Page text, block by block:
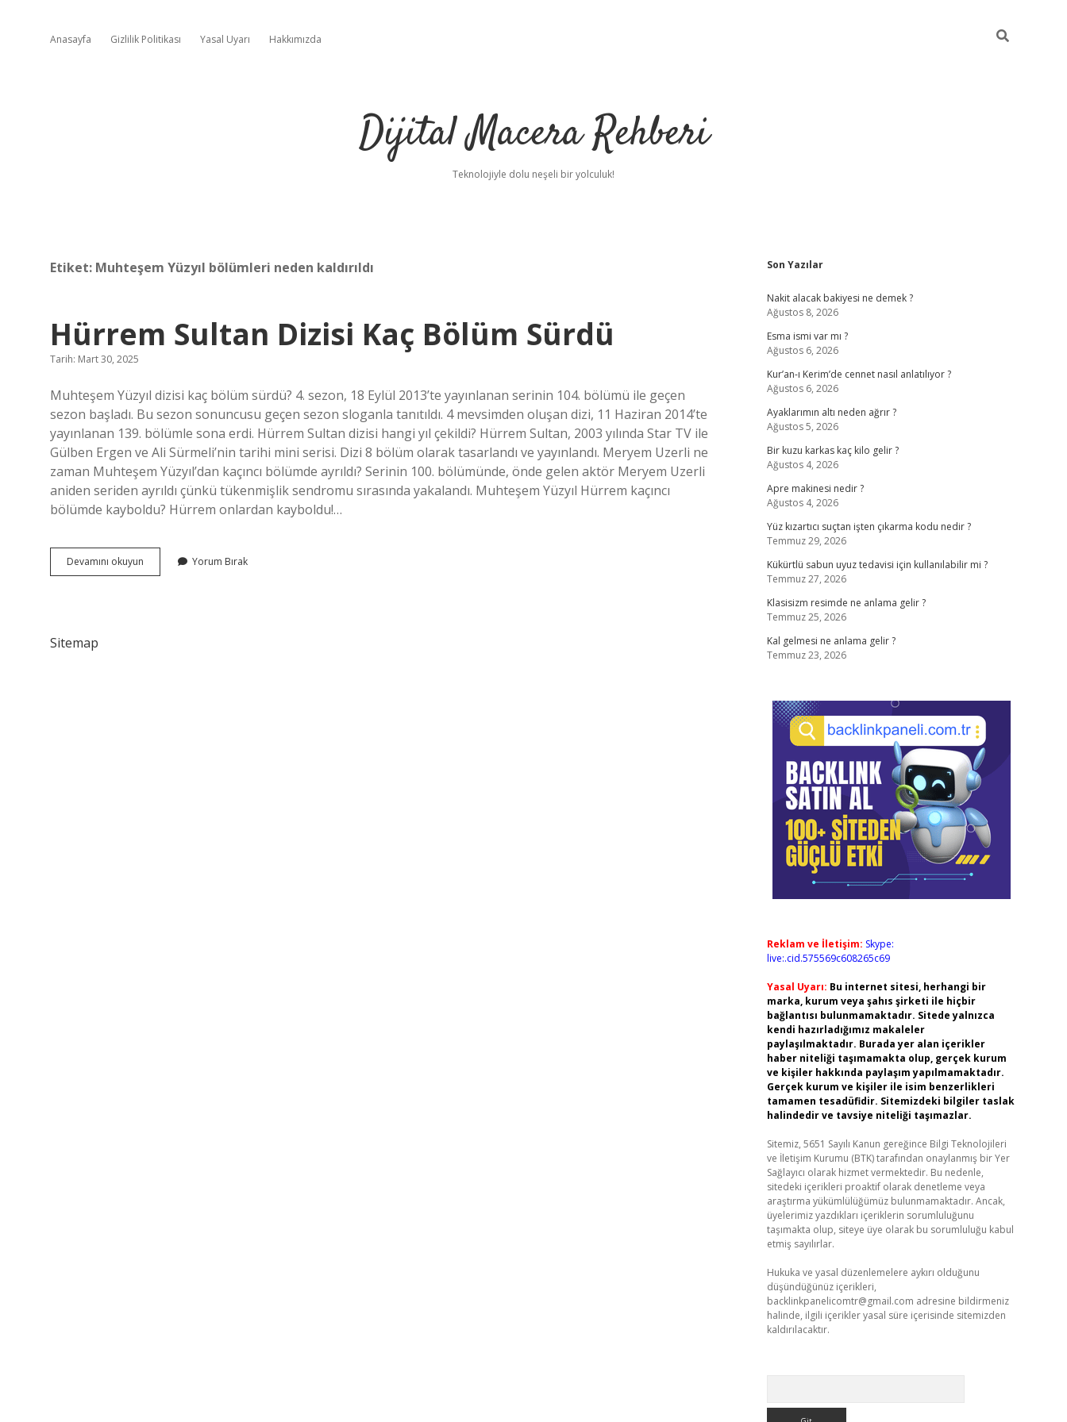
Anasayfa Gizlilik Politikası Yasal Uyarı Hakkımızda
Dijital Macera Rehberi
Teknolojiyle dolu neşeli bir yolculuk!
Etiket: Muhteşem Yüzyıl bölümleri neden kaldırıldı
Hürrem Sultan Dizisi Kaç Bölüm Sürdü
Tarih: Mart 30, 2025
Muhteşem Yüzyıl dizisi kaç bölüm sürdü? 4. sezon, 18 Eylül 2013’te yayınlanan serinin 104. bölümü ile geçen
sezon başladı. Bu sezon sonuncusu geçen sezon sloganla tanıtıldı. 4 mevsimden oluşan dizi, 11 Haziran 2014’te
yayınlanan 139. bölümle sona erdi. Hürrem Sultan dizisi hangi yıl çekildi? Hürrem Sultan, 2003 yılında Star TV ile
Gülben Ergen ve Ali Sürmeli’nin tarihi mini serisi. Dizi 8 bölüm olarak tasarlandı ve yayınlandı. Meryem Uzerli ne
zaman Muhteşem Yüzyıl’dan kaçıncı bölümde ayrıldı? Serinin 100. bölümünde, önde gelen aktör Meryem Uzerli
aniden seriden ayrıldı çünkü tükenmişlik sendromu sırasında yakalandı. Muhteşem Yüzyıl Hürrem kaçıncı
bölümde kayboldu? Hürrem onlardan kayboldu!…
Devamını okuyun
Sultan
Yorum Bırak
Sitemap
Sidebar
Son Yazılar
Nakit alacak bakiyesi ne demek ?
Ağustos 8, 2026
Esma ismi var mı ?
Ağustos 6, 2026
Kur’an-ı Kerim’de cennet nasıl anlatılıyor ?
Ağustos 6, 2026
Ayaklarımın altı neden ağrır ?
Ağustos 5, 2026
Bir kuzu karkas kaç kilo gelir ?
Ağustos 4, 2026
Apre makinesi nedir ?
Ağustos 4, 2026
Yüz kızartıcı suçtan işten çıkarma kodu nedir ?
Temmuz 29, 2026
Kükürtlü sabun uyuz tedavisi için kullanılabilir mi ?
Temmuz 27, 2026
Klasisizm resimde ne anlama gelir ?
Temmuz 25, 2026
Kal gelmesi ne anlama gelir ?
Temmuz 23, 2026
Reklam ve İletişim: Skype:
live:.cid.575569c608265c69
Yasal Uyarı: Bu internet sitesi, herhangi bir
marka, kurum veya şahıs şirketi ile hiçbir
bağlantısı bulunmamaktadır. Sitede yalnızca
kendi hazırladığımız makaleler
paylaşılmaktadır. Burada yer alan içerikler
haber niteliği taşımamakta olup, gerçek kurum
ve kişiler hakkında paylaşım yapılmamaktadır.
Gerçek kurum ve kişiler ile isim benzerlikleri
tamamen tesadüfidir. Sitemizdeki bilgiler taslak
halindedir ve tavsiye niteliği taşımazlar.
Sitemiz, 5651 Sayılı Kanun gereğince Bilgi Teknolojileri
ve İletişim Kurumu (BTK) tarafından onaylanmış bir Yer
Sağlayıcı olarak hizmet vermektedir. Bu nedenle,
sitedeki içerikleri proaktif olarak denetleme veya
araştırma yükümlülüğümüz bulunmamaktadır. Ancak,
üyelerimiz yazdıkları içeriklerin sorumluluğunu
taşımakta olup, siteye üye olarak bu sorumluluğu kabul
etmiş sayılırlar.
Hukuka ve yasal düzenlemelere aykırı olduğunu
düşündüğünüz içerikleri,
backlinkpanelicomtr@gmail.com adresine bildirmeniz
halinde, ilgili içerikler yasal süre içerisinde sitemizden
kaldırılacaktır.